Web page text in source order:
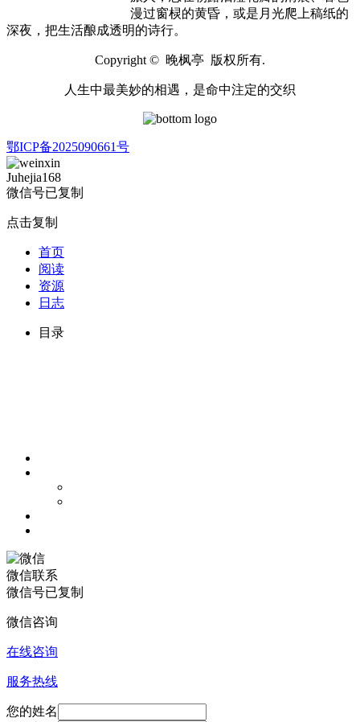
漫过窗棂的黄昏，或是月光爬上稿纸的
深夜，把生活酿成透明的诗行。
Copyright © 晚枫亭 版权所有.
人生中最美妙的相遇，是命中注定的交织
鄂ICP备2025090661号
Juhejia168
微信号已复制
点击复制
首页
阅读
资源
日志
目录
微信联系
微信号已复制
微信咨询
在线咨询
服务热线
您的姓名